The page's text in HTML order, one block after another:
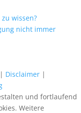
wissen?
nicht immer
Disclaimer|
und fortlaufend
Weitere